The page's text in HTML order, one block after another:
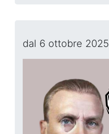
dal 6 ottobre 2025